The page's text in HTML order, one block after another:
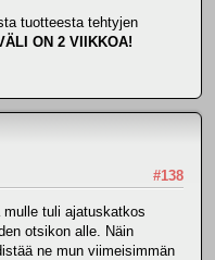
tuotteesta tehtyjen
ON 2 VIIKKOA!
#138
tuli ajatuskatkos
otsikon alle. Näin
ne mun viimeisimmän